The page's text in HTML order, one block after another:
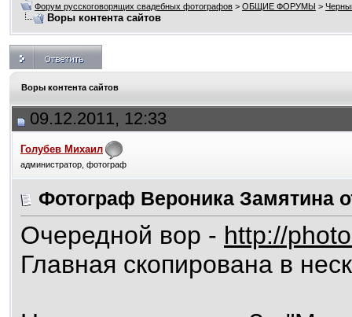
Форум русскоговорящих свадебных фотографов > ОБЩИЕ ФОРУМЫ >
Воры контента сайтов
Воры контента сайтов
09.12.2011, 12:33
Голубев Михаил
администратор, фотограф
Фотограф Вероника Замятина
Очередной вор - http://
Главная скопирована в